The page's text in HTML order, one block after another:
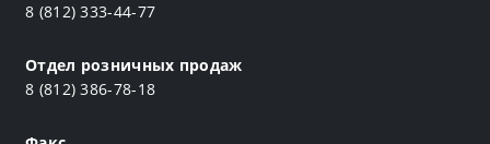
8 (812) 333-44-77
Отдел розничных продаж
8 (812) 386-78-18